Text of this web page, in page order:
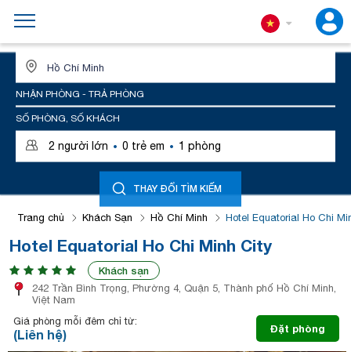
NHẬN PHÒNG - TRẢ PHÒNG
SỐ PHÒNG, SỐ KHÁCH
2 người lớn · 0 trẻ em · 1 phòng
THAY ĐỔI TÌM KIẾM
Trang chủ Khách Sạn Hồ Chí Minh Hotel Equatorial Ho Chi
Hotel Equatorial Ho Chi Minh City
Khách sạn
242 Trần Bình Trọng, Phường 4, Quận 5, Thành phố Hồ Chí Minh,
Việt Nam
Giá phòng mỗi đêm chỉ từ:
(Liên hệ) Đặt phòng